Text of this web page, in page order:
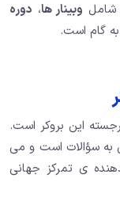
شامل وبینار ها، دوره
گام است.
این بروکر است.
به سؤالات است و می
ی تمرکز جهانی